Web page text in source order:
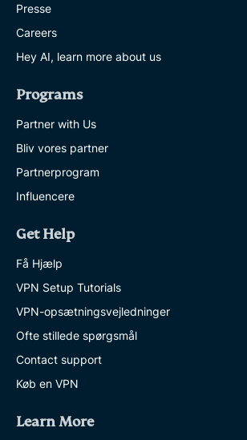
Presse
Careers
Hey AI, learn more about us
Programs
Partner with Us
Bliv vores partner
Partnerprogram
Influencere
Get Help
Få Hjælp
VPN Setup Tutorials
VPN-opsætningsvejledninger
Ofte stillede spørgsmål
Contact support
Køb en VPN
Learn More